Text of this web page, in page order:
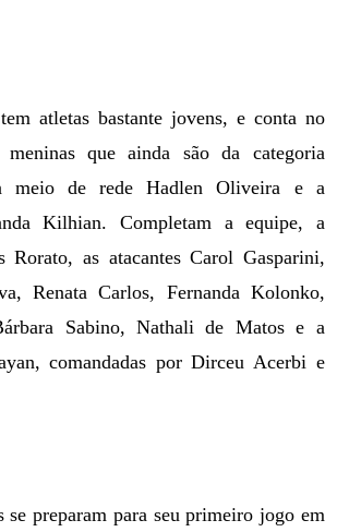
atletas bastante jovens, e conta no
que ainda são da categoria
meio de rede Hadlen Oliveira e a
Kilhian. Completam a equipe, a
Rorato, as atacantes Carol Gasparini,
Renata Carlos, Fernanda Kolonko,
Sabino, Nathali de Matos e a
comandadas por Dirceu Acerbi e
se preparam para seu primeiro jogo em